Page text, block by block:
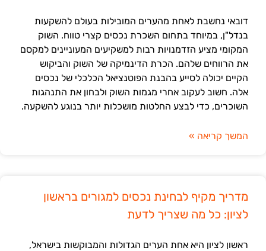
דובאי נחשבת לאחת מהערים המובילות בעולם להשקעות
בנדל"ן, במיוחד בתחום השכרת נכסים קצרי טווח. השוק
המקומי מציע הזדמנויות רבות למשקיעים המעוניינים למקסם
את הרווחים שלהם. הכרת הדינמיקה של השוק והביקוש
הקיים יכולה לסייע בהבנת הפוטנציאל הכלכלי של נכסים
אלה. חשוב לעקוב אחרי מגמות השוק ולבחון את התנהגות
השוכרים, כדי לבצע החלטות מושכלות יותר בנוגע להשקעה.
המשך קריאה »
מדריך מקיף לבחינת נכסים למגורים בראשון
לציון: כל מה שצריך לדעת
ראשון לציון היא אחת הערים הגדולות והמבוקשות בישראל,